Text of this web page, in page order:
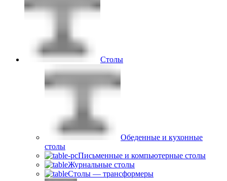
Столы
Обеденные и кухонные
столы
Письменные и компьютерные столы
Журнальные столы
Столы — трансформеры